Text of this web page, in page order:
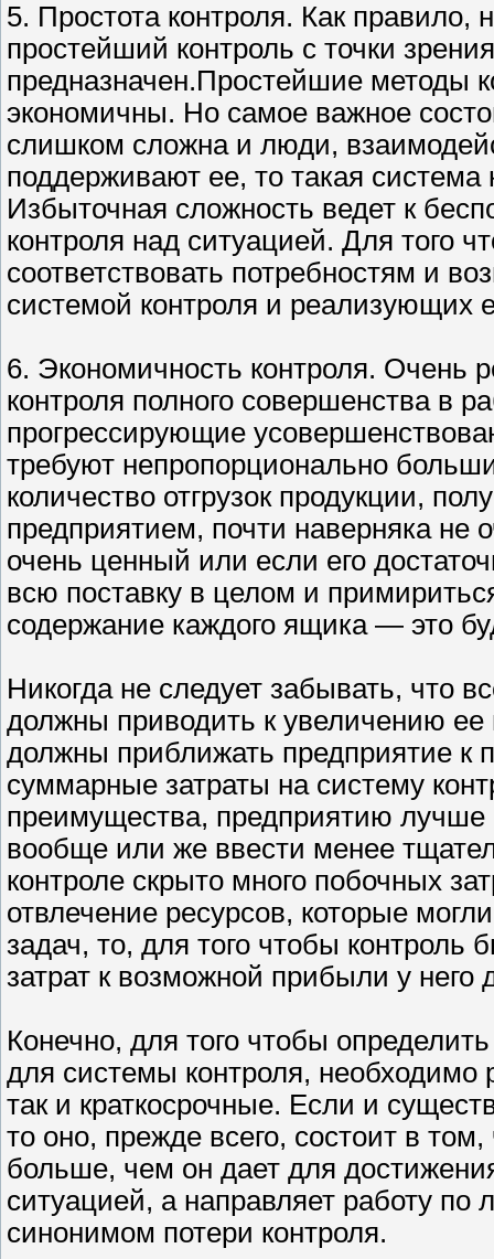
5. Простота контроля. Как
простейший контроль с точки
предназначен.Простейшие методы
экономичны. Но самое важное
слишком сложна и люди,
поддерживают ее, то такая
Избыточная сложность ведет к
контроля над ситуацией. Для того
соответствовать потребностям и
системой контроля и реализующих
6. Экономичность контроля. Очень
контроля полного совершенства в
прогрессирующие
требуют непропорционально
количество отгрузок продукции,
предприятием, почти наверняка не
очень ценный или если его
всю поставку в целом и
содержание каждого ящика — это
Никогда не следует забывать, что
должны приводить к увеличению
должны приближать предприятие к
суммарные затраты на систему
преимущества, предприятию лучше
вообще или же ввести менее
контроле скрыто много побочных
отвлечение ресурсов, которые
задач, то, для того чтобы
затрат к возможной прибыли у
Конечно, для того чтобы
для системы контроля, необходимо
так и краткосрочные. Если и
то оно, прежде всего, состоит в
больше, чем он дает для
ситуацией, а направляет работу
синонимом потери контроля.